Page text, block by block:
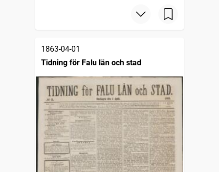
1863-04-01
Tidning för Falu län och stad